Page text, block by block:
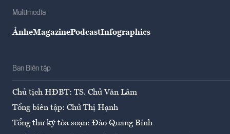
Multimedia
ẢnheMagazinePodcastInfographics
Ban Biên tập
Chủ tịch HĐBT: TS. Chử Văn Lâm
Tổng biên tập: Chử Thị Hạnh
Tổng thư ký tòa soạn: Đào Quang Bính